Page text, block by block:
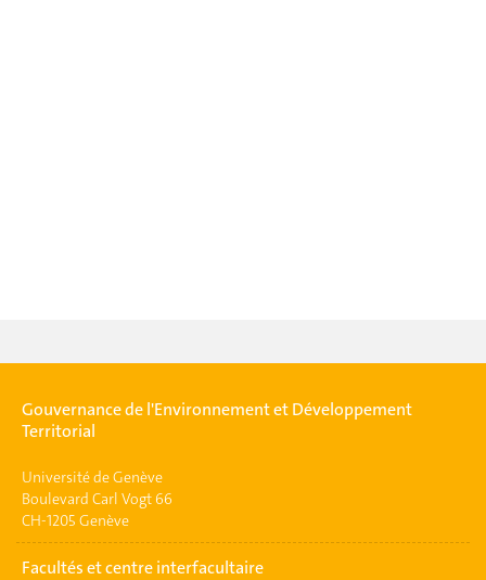
Gouvernance de l'Environnement et Développement
Territorial
Université de Genève
Boulevard Carl Vogt 66
CH-1205 Genève
Facultés et centre interfacultaire